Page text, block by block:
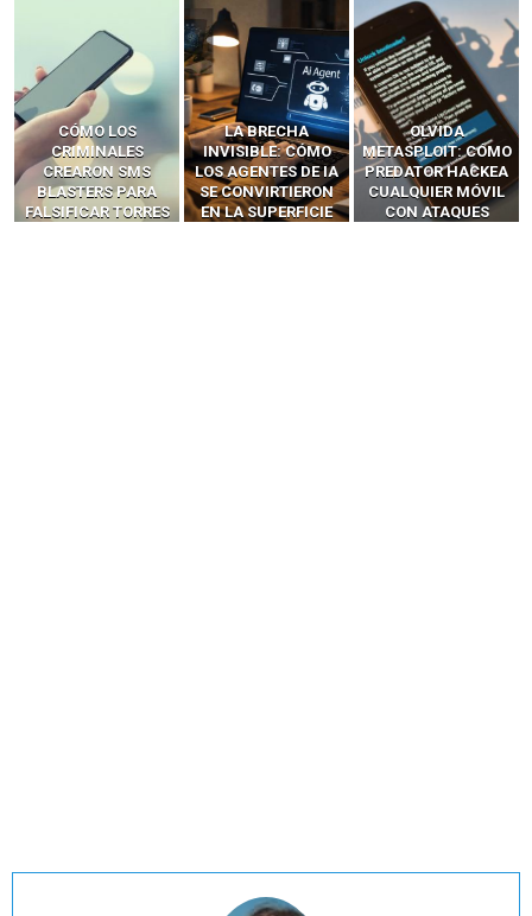
LA BRECHA
INVISIBLE: CÓMO
LOS AGENTES DE IA
SE CONVIRTIERON
EN LA SUPERFICIE
OLVIDA
METASPLOIT: CÓMO
PREDATOR HACKEA
CUALQUIER MÓVIL
CON ATAQUES
CÓMO LOS HACKERS
INTERCEPTAN OTPS
Y LLAMADAS
MÓVILES SIN
‘HACKEAR’ — EL